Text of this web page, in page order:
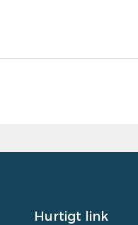
Hurtigt link